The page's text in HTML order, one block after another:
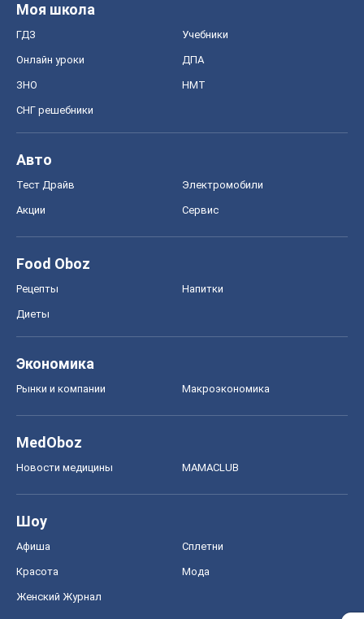
Моя школа
ГДЗ Учебники
Онлайн уроки ДПА
ЗНО НМТ
СНГ решебники
Авто
Тест Драйв Электромобили
Акции Сервис
Food Oboz
Рецепты Напитки
Диеты
Экономика
Рынки и компании Mакроэкономика
MedOboz
Новости медицины MAMACLUB
Шоу
Афиша Сплетни
Красота Мода
Женский Журнал